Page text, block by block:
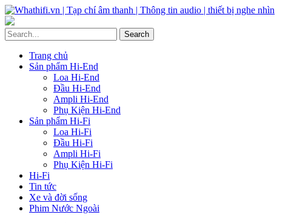
Trang chủ
Sản phẩm Hi-End
Loa Hi-End
Đầu Hi-End
Ampli Hi-End
Phụ Kiện Hi-End
Sản phẩm Hi-Fi
Loa Hi-Fi
Đầu Hi-Fi
Ampli Hi-Fi
Phụ Kiện Hi-Fi
Hi-Fi
Tin tức
Xe và đời sống
Phim Nước Ngoài